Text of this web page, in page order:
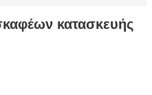
κατασκευής